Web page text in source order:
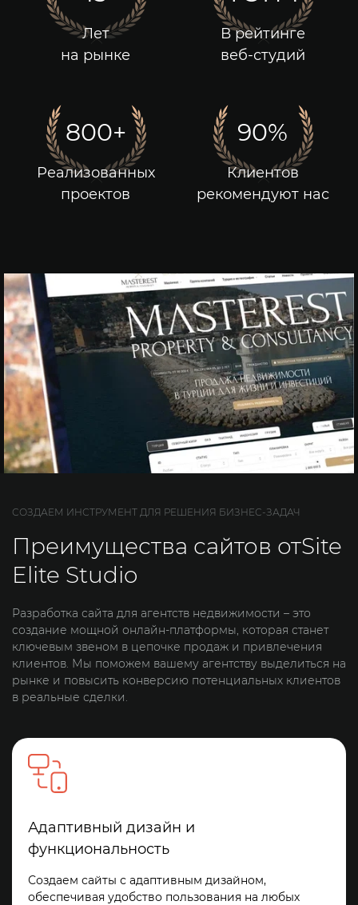
Лет
на рынке
В рейтинге
веб-студий
800+
Реализованных
проектов
90%
Клиентов
рекомендуют нас
СОЗДАЕМ ИНСТРУМЕНТ ДЛЯ РЕШЕНИЯ БИЗНЕС-ЗАДАЧ
Преимущества сайтов отSite
Elite Studio
Разработка сайта для агентств недвижимости – это
создание мощной онлайн-платформы, которая станет
ключевым звеном в цепочке продаж и привлечения
клиентов. Мы поможем вашему агентству выделиться на
рынке и повысить конверсию потенциальных клиентов
в реальные сделки.
Адаптивный дизайн и
функциональность
Создаем сайты с адаптивным дизайном,
обеспечивая удобство пользования на любых
Продление лицензии Битрикс
Айдентика
Веб-аналитика